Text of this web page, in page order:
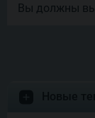
Вы должны